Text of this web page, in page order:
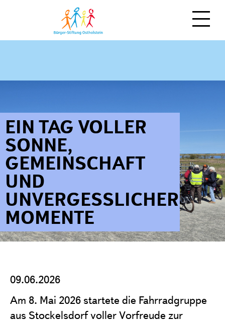
Spenden
Zeit schenken
Stiften
Vererben
als Unternehmen
weitere Möglichkeiten
ÜBER UNS
Moin!
Team
Regionale Stiftungen
Stiftungsfonds
Projekte
Kontakt
EIN TAG VOLLER
SONNE,
GEMEINSCHAFT
UND
UNVERGESSLICHER
MOMENTE
09.06.2026
Am 8. Mai 2026 startete die Fahrradgruppe
aus Stockelsdorf voller Vorfreude zur